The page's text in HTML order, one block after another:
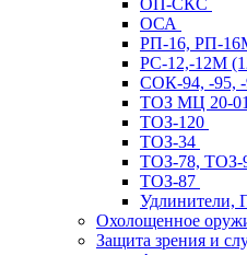
ОП-СКС
ОСА
РП-16, РП-
РС-12,-12М
СОК-94, -95,
ТОЗ МЦ 20-
ТОЗ-120
ТОЗ-34
ТОЗ-78, ТОЗ-
ТОЗ-87
Удлинители,
Охолощенное
Защита зрения и